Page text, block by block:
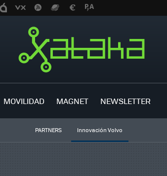
MOVILIDAD MAGNET NEWSLETTER
PARTNERS Innovación Volvo